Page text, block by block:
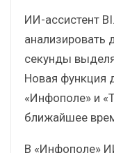
ИИ-ассистент
анализировать
секунды
Новая функция
«Инфополе» и
ближайшее
В «Инфополе»